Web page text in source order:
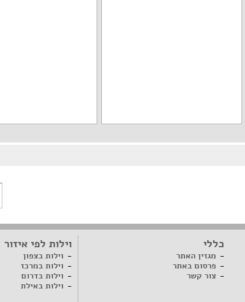
כללי
מגזין האתר
פרסום באתר
צור קשר
וילות לפי איזור
וילות בצפון
וילות במרכז
וילות בדרום
וילות באילת